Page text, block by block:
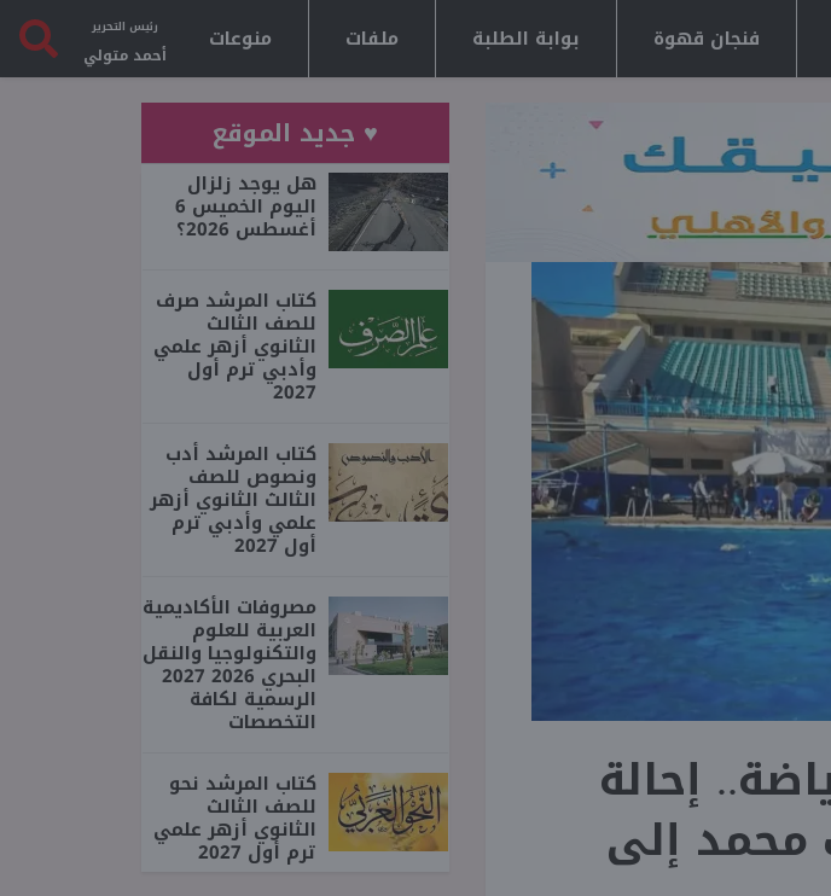
فنجان قهوة بوابة الطلبة ملفات منوعات رئيس التحرير
أحمد متولي
إحالة
إلى
♥ جديد الموقع
هل يوجد زلزال
اليوم الخميس 6
أغسطس 2026؟
كتاب المرشد صرف
للصف الثالث
الثانوي أزهر علمي
وأدبي ترم أول
2027
كتاب المرشد أدب
ونصوص للصف
الثالث الثانوي أزهر
علمي وأدبي ترم
أول 2027
مصروفات الأكاديمية
العربية للعلوم
والتكنولوجيا والنقل
البحري 2026 2027
الرسمية لكافة
التخصصات
كتاب المرشد نحو
للصف الثالث
الثانوي أزهر علمي
ترم أول 2027